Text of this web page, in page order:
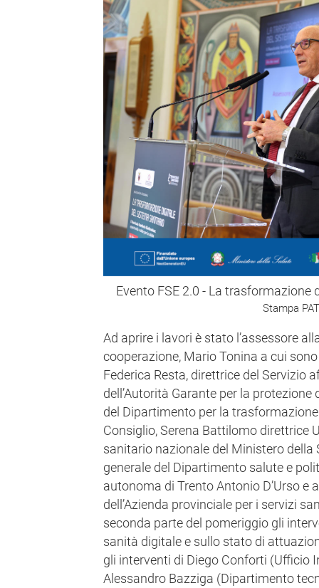
Evento FSE 2.0 - La trasformazione
Stampa
Ad aprire i lavori è stato l’assessore
cooperazione, Mario Tonina a cui
Federica Resta, direttrice del Servizio
dell’Autorità Garante per la
del Dipartimento per la
Consiglio, Serena Battilomo direttrice
sanitario nazionale del Ministero della
generale del Dipartimento salute e
autonoma di Trento Antonio D’Urso e
dell’Azienda provinciale per i servizi
seconda parte del pomeriggio gli
sanità digitale e sullo stato di
gli interventi di Diego Conforti (Ufficio
Alessandro Bazziga (Dipartimento